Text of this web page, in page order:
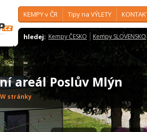
KEMPY v ČR Tipy na VÝLETY
hledej: Kempy ČESKO Kempy SLOVENSKO
areál Poslův Mlýn
stránky